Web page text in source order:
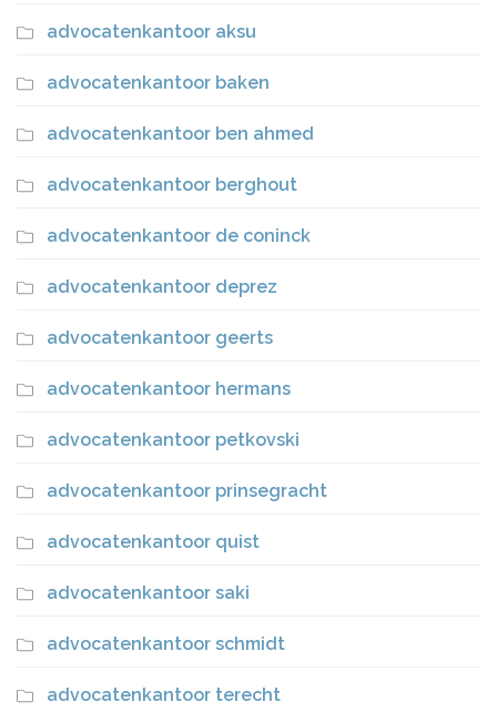
advocatenkantoor aksu
advocatenkantoor baken
advocatenkantoor ben ahmed
advocatenkantoor berghout
advocatenkantoor de coninck
advocatenkantoor deprez
advocatenkantoor geerts
advocatenkantoor hermans
advocatenkantoor petkovski
advocatenkantoor prinsegracht
advocatenkantoor quist
advocatenkantoor saki
advocatenkantoor schmidt
advocatenkantoor terecht